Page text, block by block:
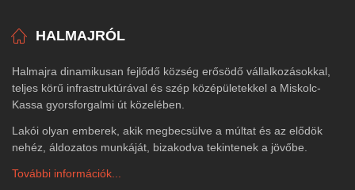
HALMAJRÓL
Halmajra dinamikusan fejlődő község erősödő vállalkozásokkal,
teljes körű infrastruktúrával és szép középületekkel a Miskolc-
Kassa gyorsforgalmi út közelében.
Lakói olyan emberek, akik megbecsülve a múltat és az elődök
nehéz, áldozatos munkáját, bizakodva tekintenek a jövőbe.
További információk...